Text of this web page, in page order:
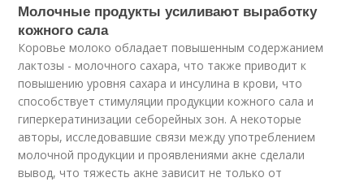
Молочные продукты усиливают выработку
кожного сала
Коровье молоко обладает повышенным содержанием
лактозы - молочного сахара, что также приводит к
повышению уровня сахара и инсулина в крови, что
способствует стимуляции продукции кожного сала и
гиперкератинизации себорейных зон. А некоторые
авторы, исследовавшие связи между употреблением
молочной продукции и проявлениями акне сделали
вывод, что тяжесть акне зависит не только от